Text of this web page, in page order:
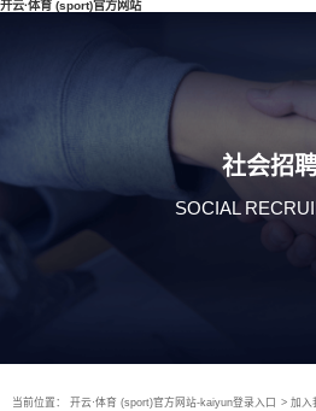
开云·体育 (sport)官方网站
社会招
SOCIAL
当前位置： 开云·体育 (sport)官方网站-kaiyun登录入口 > 加入